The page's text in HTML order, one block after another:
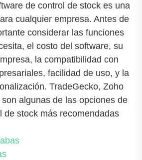
de control de stock es una
cualquier empresa. Antes de
considerar las funciones
el costo del software, su
la compatibilidad con
facilidad de uso, y la
TradeGecko, Zoho
algunas de las opciones de
de stock más recomendadas